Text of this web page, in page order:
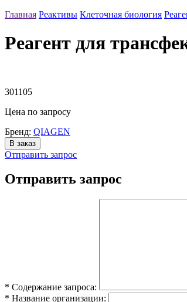
Главная Реактивы Клеточная биология
Реагент для
301105
Цена по запросу
Бренд: QIAGEN
В заказ
Отправить запрос
Отправить запрос
* Содержание запроса:
* Название организации: